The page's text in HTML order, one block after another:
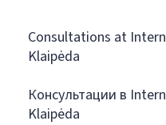
Consultations at
Klaipėda
Консультации в
Klaipėda